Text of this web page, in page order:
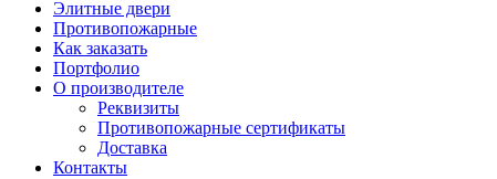
Элитные двери
Противопожарные
Как заказать
Портфолио
О производителе
Реквизиты
Противопожарные сертификаты
Доставка
Контакты